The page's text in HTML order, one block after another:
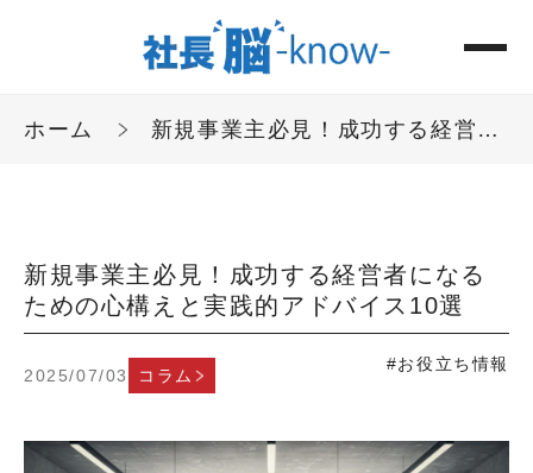
ホーム 新規事業主必見！成功する経営者になるための心構えと実践的アドバイス10選
新規事業主必見！成功する経営者になる
ための心構えと実践的アドバイス10選
2025/07/03 コラム
#お役立ち情報